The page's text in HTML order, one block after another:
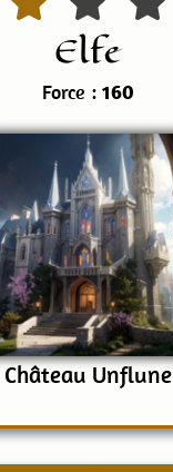
Elfe
Force : 160
Château Unflune